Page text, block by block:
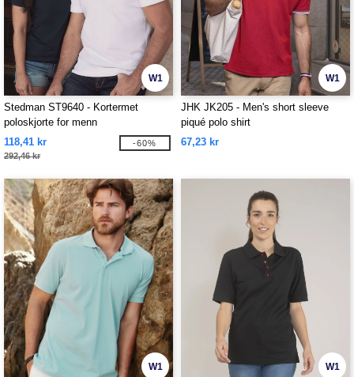
W1
Stedman ST9640 - Kortermet
poloskjorte for menn
118,41 kr
292,46 kr
-60%
W1
JHK JK205 - Men's short sleeve
piqué polo shirt
67,23 kr
W1 W1